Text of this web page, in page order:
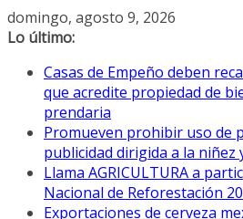
Saltar
al
domingo, agosto 9, 2026
Lo último:
Casas de Empeño deben
que acredite propiedad de
prendaria
Promueven prohibir uso de
publicidad dirigida a la niñez
Llama AGRICULTURA a
Nacional de Reforestación
Exportaciones de cerveza